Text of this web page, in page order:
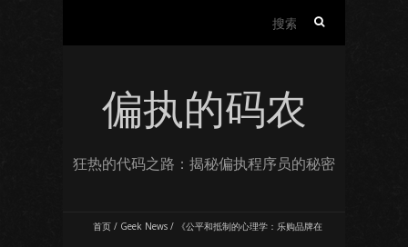
偏执的码农
狂热的代码之路：揭秘偏执程序员的秘密
首页 / Geek News / 《公平和抵制的心理学：乐购品牌在